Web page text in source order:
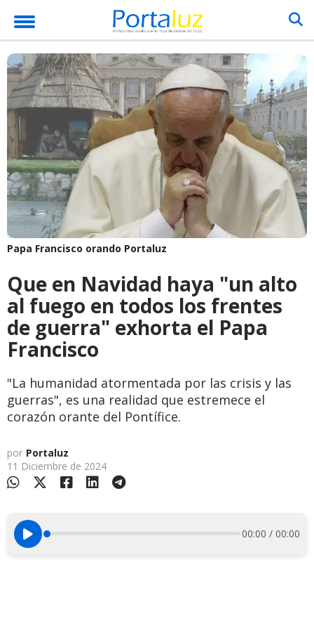
Papa Francisco orando Portaluz
Que en Navidad haya "un alto
al fuego en todos los frentes
de guerra" exhorta el Papa
Francisco
"La humanidad atormentada por las crisis y las
guerras", es una realidad que estremece el
corazón orante del Pontífice.
por Portaluz
11 Diciembre de 2024
00:00 / 00:00